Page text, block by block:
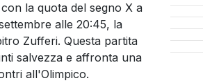
la quota del segno X a
alle 20:45, la
Zufferi. Questa partita
salvezza e affronta una
all'Olimpico.